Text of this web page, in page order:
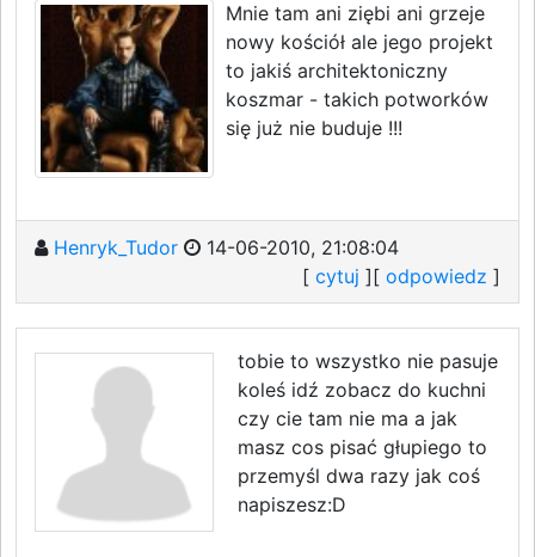
Mnie tam ani ziębi ani grzeje
nowy kościół ale jego projekt
to jakiś architektoniczny
koszmar - takich potworków
się już nie buduje !!!
Henryk_Tudor
14-06-2010, 21:08:04
[ cytuj ][ odpowiedz ]
tobie to wszystko nie pasuje
koleś idź zobacz do kuchni
czy cie tam nie ma a jak
masz cos pisać głupiego to
przemyśl dwa razy jak coś
napiszesz:D